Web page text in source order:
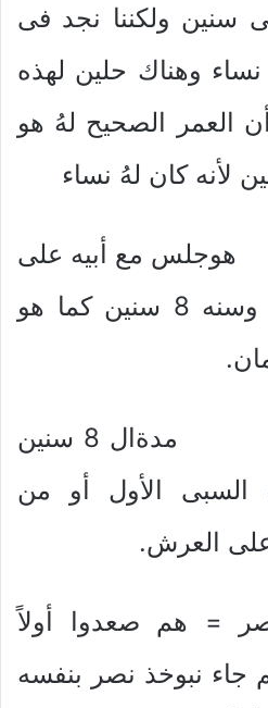
سنين ولكننا نجد فى
له نساء وهناك حلين لهذه
العمر الصحيح لهُ هو
أبيه على
العرش وملك معهُ وسنه 8 سنين كما هو
2. مدةال 8 سنين
الأول أو من
العرش.
= هم صعدوا أولاً
جاء نبوخذ نصر بنفسه